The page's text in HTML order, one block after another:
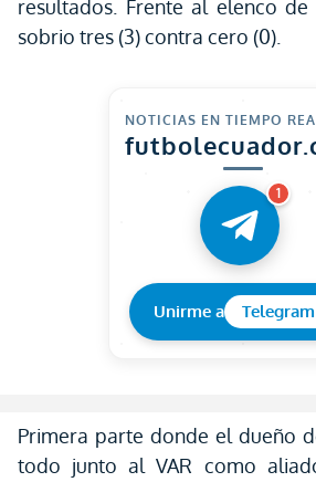
resultados. Frente al elenco
sobrio tres (3) contra cero (0).
NOTICIAS EN TIEMPO
1
Unirme a Telegram
Primera parte donde el dueño
todo junto al VAR como